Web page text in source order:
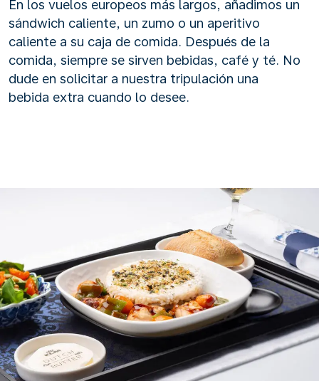
En los vuelos europeos más largos, añadimos un
sándwich caliente, un zumo o un aperitivo
caliente a su caja de comida. Después de la
comida, siempre se sirven bebidas, café y té. No
dude en solicitar a nuestra tripulación una
bebida extra cuando lo desee.